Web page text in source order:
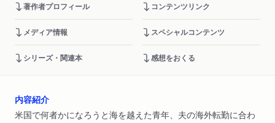
著作者プロフィール コンテンツリンク
メディア情報 スペシャルコンテンツ
シリーズ・関連本 感想をおくる
内容紹介
米国で何者かになろうと海を越えた青年、夫の海外転勤に合わ